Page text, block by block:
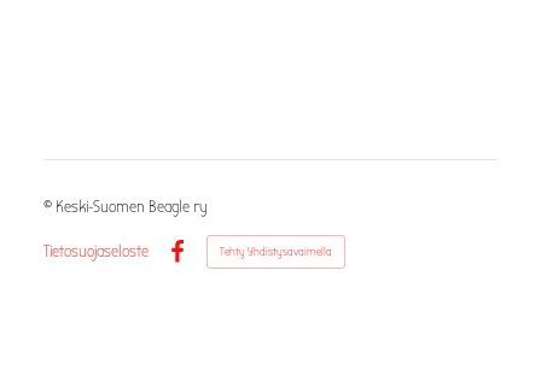
© Keski-Suomen Beagle ry
Tietosuojaseloste
Facebook
Tehty Yhdistysavaimella